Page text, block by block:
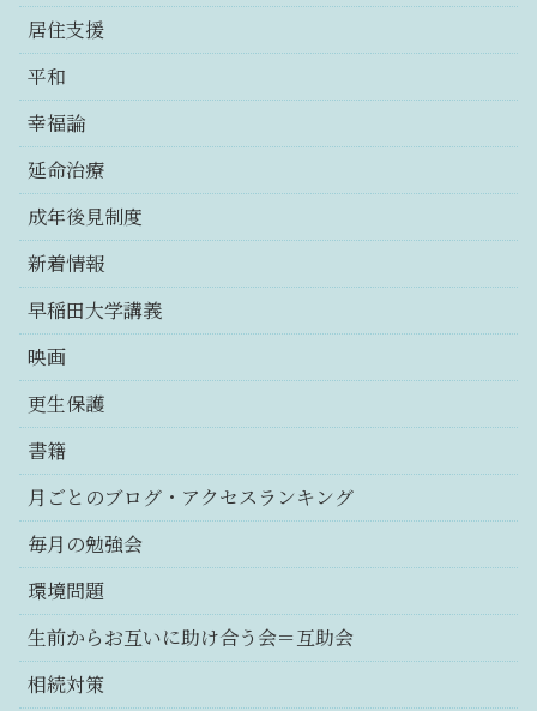
居住支援
平和
幸福論
延命治療
成年後見制度
新着情報
早稲田大学講義
映画
更生保護
書籍
月ごとのブログ・アクセスランキング
毎月の勉強会
環境問題
生前からお互いに助け合う会＝互助会
相続対策